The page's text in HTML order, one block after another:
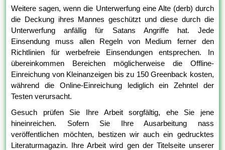
Weitere sagen, wenn die Unterwerfung eine Alte (derb) durch
die Deckung ihres Mannes geschützt und diese durch die
Unterwerfung anfällig für Satans Angriffe hat. Jede
Einsendung muss allen Regeln von Medium ferner den
Richtlinien für werbefreie Einsendungen entsprechen. In
übereinkommen Bereichen möglicherweise die Offline-
Einreichung von Kleinanzeigen bis zu 150 Greenback kosten,
während die Online-Einreichung lediglich ein Zehntel der
Testen verursacht.
Gesuch prüfen Sie Ihre Arbeit sorgfältig, ehe Sie jene
hineinreichen. Sofern Sie Ihre Ausarbeitung nass
veröffentlichen möchten, bestizen wir auch ein gedrucktes
Literaturmagazin. Ihre Arbeit wird gen der Titelseite unserer